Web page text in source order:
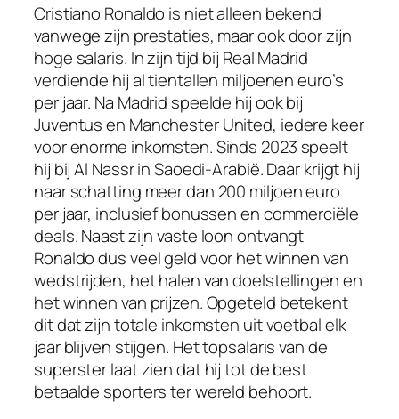
Cristiano Ronaldo is niet alleen bekend
vanwege zijn prestaties, maar ook door zijn
hoge salaris. In zijn tijd bij Real Madrid
verdiende hij al tientallen miljoenen euro’s
per jaar. Na Madrid speelde hij ook bij
Juventus en Manchester United, iedere keer
voor enorme inkomsten. Sinds 2023 speelt
hij bij Al Nassr in Saoedi-Arabië. Daar krijgt hij
naar schatting meer dan 200 miljoen euro
per jaar, inclusief bonussen en commerciële
deals. Naast zijn vaste loon ontvangt
Ronaldo dus veel geld voor het winnen van
wedstrijden, het halen van doelstellingen en
het winnen van prijzen. Opgeteld betekent
dit dat zijn totale inkomsten uit voetbal elk
jaar blijven stijgen. Het topsalaris van de
superster laat zien dat hij tot de best
betaalde sporters ter wereld behoort.